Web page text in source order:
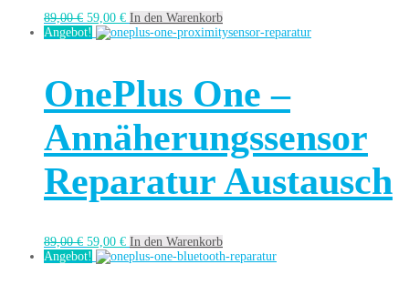
89,00€ 59,00 € In den Warenkorb
Angebot!
OnePlus One –
Annäherungssensor
Reparatur Austausch
89,00€ 59,00 € In den Warenkorb
Angebot!